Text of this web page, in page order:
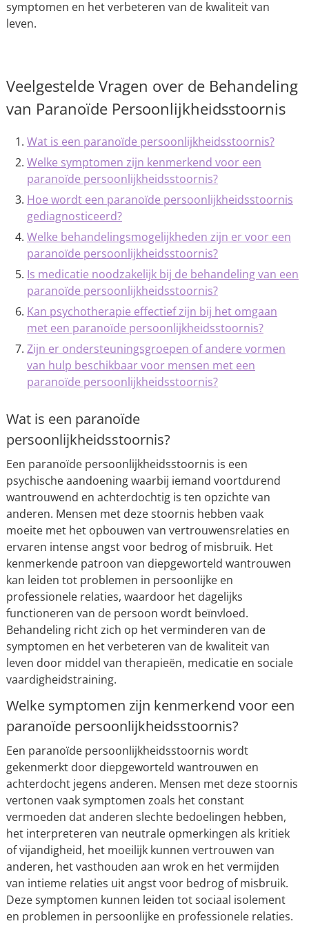
symptomen en het verbeteren van de kwaliteit van
leven.
Veelgestelde Vragen over de Behandeling
van Paranoïde Persoonlijkheidsstoornis
Wat is een paranoïde persoonlijkheidsstoornis?
Welke symptomen zijn kenmerkend voor een
paranoïde persoonlijkheidsstoornis?
Hoe wordt een paranoïde persoonlijkheidsstoornis
gediagnosticeerd?
Welke behandelingsmogelijkheden zijn er voor een
paranoïde persoonlijkheidsstoornis?
Is medicatie noodzakelijk bij de behandeling van een
paranoïde persoonlijkheidsstoornis?
Kan psychotherapie effectief zijn bij het omgaan
met een paranoïde persoonlijkheidsstoornis?
Zijn er ondersteuningsgroepen of andere vormen
van hulp beschikbaar voor mensen met een
paranoïde persoonlijkheidsstoornis?
Wat is een paranoïde
persoonlijkheidsstoornis?
Een paranoïde persoonlijkheidsstoornis is een
psychische aandoening waarbij iemand voortdurend
wantrouwend en achterdochtig is ten opzichte van
anderen. Mensen met deze stoornis hebben vaak
moeite met het opbouwen van vertrouwensrelaties en
ervaren intense angst voor bedrog of misbruik. Het
kenmerkende patroon van diepgeworteld wantrouwen
kan leiden tot problemen in persoonlijke en
professionele relaties, waardoor het dagelijks
functioneren van de persoon wordt beïnvloed.
Behandeling richt zich op het verminderen van de
symptomen en het verbeteren van de kwaliteit van
leven door middel van therapieën, medicatie en sociale
vaardigheidstraining.
Welke symptomen zijn kenmerkend voor een
paranoïde persoonlijkheidsstoornis?
Een paranoïde persoonlijkheidsstoornis wordt
gekenmerkt door diepgeworteld wantrouwen en
achterdocht jegens anderen. Mensen met deze stoornis
vertonen vaak symptomen zoals het constant
vermoeden dat anderen slechte bedoelingen hebben,
het interpreteren van neutrale opmerkingen als kritiek
of vijandigheid, het moeilijk kunnen vertrouwen van
anderen, het vasthouden aan wrok en het vermijden
van intieme relaties uit angst voor bedrog of misbruik.
Deze symptomen kunnen leiden tot sociaal isolement
en problemen in persoonlijke en professionele relaties.